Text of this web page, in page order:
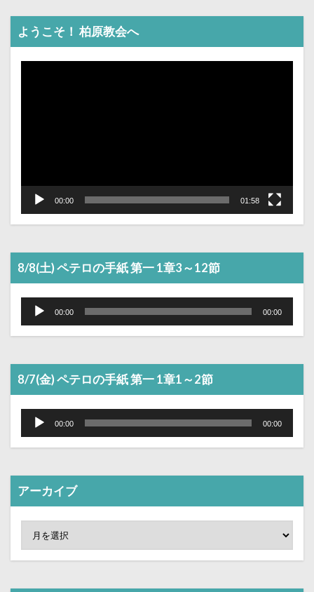
ようこそ！ 柏原教会へ
動
00:00 01:58
8/8(土) ペテロの手紙 第一 1章3～12節
音
レ
ー
00:00 00:00
8/7(金) ペテロの手紙 第一 1章1～2節
音
レ
ー
00:00 00:00
アーカイブ